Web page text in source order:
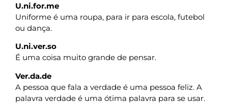
U.ni.for.me
Uniforme é uma roupa, para ir para escola, futebol
ou dança.
U.ni.ver.so
É uma coisa muito grande de pensar.
Ver.da.de
A pessoa que fala a verdade é uma pessoa feliz. A
palavra verdade é uma ótima palavra para se usar.